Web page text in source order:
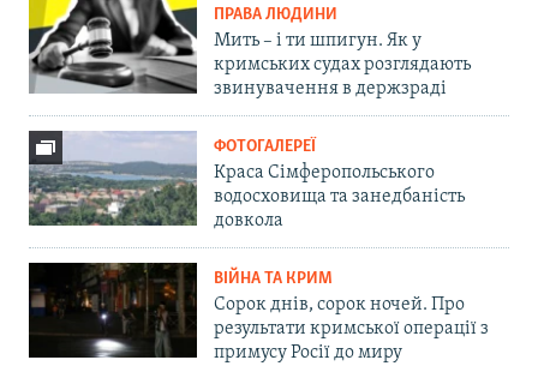
ПРАВА ЛЮДИНИ
Мить – і ти шпигун. Як у
кримських судах розглядають
звинувачення в держзраді
ФОТОГАЛЕРЕЇ
Краса Сімферопольського
водосховища та занедбаність
довкола
ВІЙНА ТА КРИМ
Сорок днів, сорок ночей. Про
результати кримської операції з
примусу Росії до миру